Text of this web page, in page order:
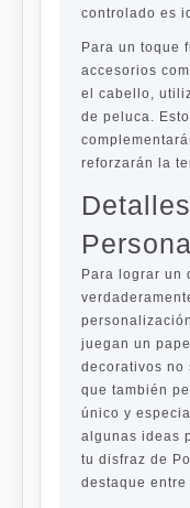
controlado es
Para un toque
accesorios
el cabello,
de peluca.
reforzarán la
Para lograr un
juegan un
decorativos no
que también
único y
algunas ideas
tu disfraz de
destaque